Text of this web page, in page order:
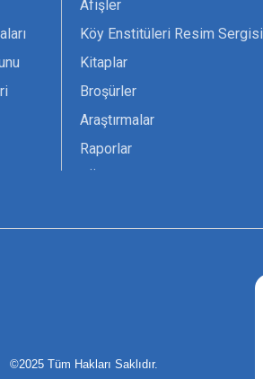
Afişler
Köy Enstitüleri Resim Sergisi
Kitaplar
Broşürler
Araştırmalar
Raporlar
©2025 Tüm Hakları Saklıdır.